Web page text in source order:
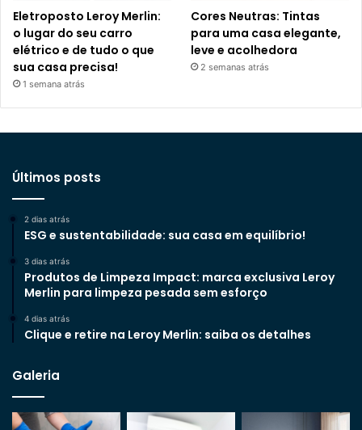
Eletroposto Leroy Merlin:
o lugar do seu carro
elétrico e de tudo o que
sua casa precisa!
1 semana atrás
Cores Neutras: Tintas
para uma casa elegante,
leve e acolhedora
2 semanas atrás
Últimos posts
2 dias atrás
ESG e sustentabilidade: sua casa em equilíbrio!
3 dias atrás
Produtos de Limpeza Impact: marca exclusiva Leroy
Merlin para limpeza pesada sem esforço
4 dias atrás
Clique e retire na Leroy Merlin: saiba os detalhes
Galeria